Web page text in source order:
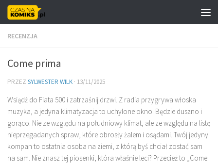
Skip to content
RECENZJA
Come prima
PRZEZ SYLWESTER WILK · 13/11/2025
Wsiądź do Fiata 500 i zatrzaśnij drzwi. Z radia przygrywa włoska
muzyka, a jedyna klimatyzacja to uchylone okno. Będzie duszno i
gorąco. Nie ze względu na południowy klimat, ale ze względu na listę
nieprzegadanych spraw, które obrosły żalem i osądami. Twój jedyny
kompan to ostatnia osoba na ziemi, z którą byś chciał zostać sam
na sam. Nie znasz tej piosenki, która właśnie leci? Przecież to „Come